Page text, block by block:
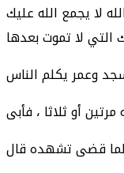
لا يجمع الله عليك
وعمر يكلم الناس